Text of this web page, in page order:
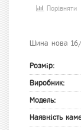
Порівняти
Шина нова 16/
Розмір:
Виробник:
Модель:
Наявність